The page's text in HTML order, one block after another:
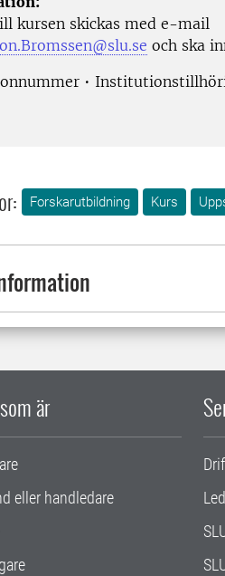
kursen skickas med e-mail
och ska
•
Forskarutbildning Kurs
är
eller handledare